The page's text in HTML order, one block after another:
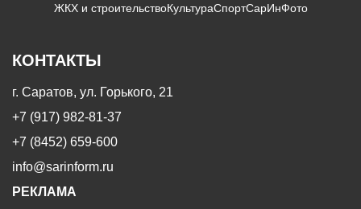
ЖКХ и строительствоКультураСпортСарИнФото
КОНТАКТЫ
г. Саратов, ул. Горького, 21
+7 (917) 982-81-37
+7 (8452) 659-600
info@sarinform.ru
РЕКЛАМА